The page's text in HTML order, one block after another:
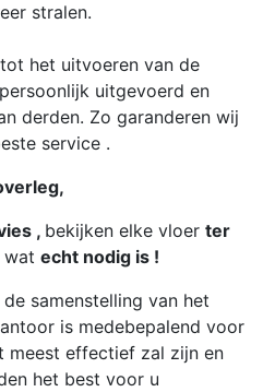
stralen.
het uitvoeren van de
uitgevoerd en
derden. Zo garanderen wij
service .
, bekijken elke vloer ter
wat echt nodig is !
samenstelling van het
is medebepalend voor
meest effectief zal zijn en
het best voor u